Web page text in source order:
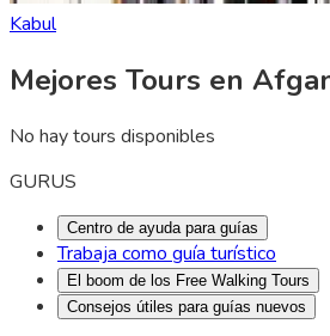
Kabul
Mejores Tours en
No hay tours disponibles
GURUS
Centro de ayuda para guías
Trabaja como guía turístico
El boom de los Free Walking Tours
Consejos útiles para guías nuevos